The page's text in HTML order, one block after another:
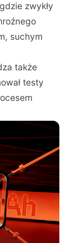
zwykły
suchym
także
testy